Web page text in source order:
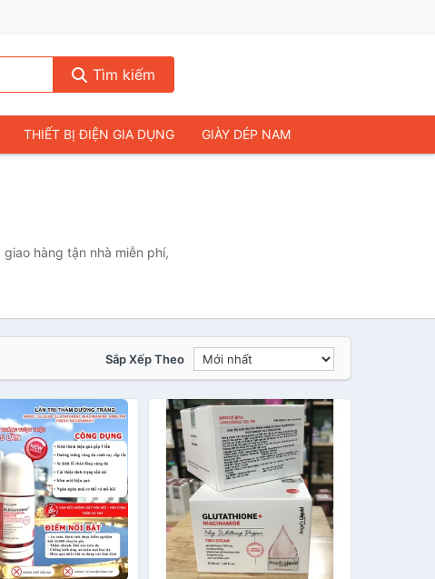
Tìm kiếm
THIẾT BỊ ĐIỆN GIA DỤNG GIÀY DÉP NAM
& FLYCAM
TẠP CHÍ MÁY TÍNH & LAPTOP
hàng tận nhà miễn phí,
Sắp Xếp Theo